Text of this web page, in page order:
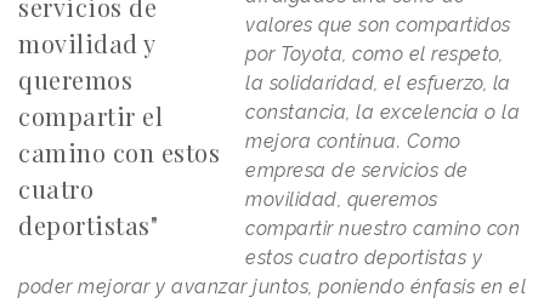
servicios de
movilidad y
queremos
compartir el
camino con estos
cuatro
deportistas"
valores que son compartidos
por Toyota, como el respeto,
la solidaridad, el esfuerzo, la
constancia, la excelencia o la
mejora continua. Como
empresa de servicios de
movilidad, queremos
compartir nuestro camino con
estos cuatro deportistas y
poder mejorar y avanzar juntos, poniendo énfasis en el